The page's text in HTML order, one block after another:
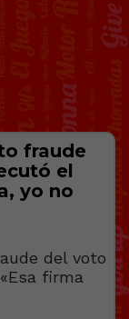
fraude
el
yo no